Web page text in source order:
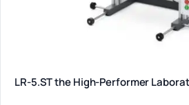
LR-5.ST the High-Performer